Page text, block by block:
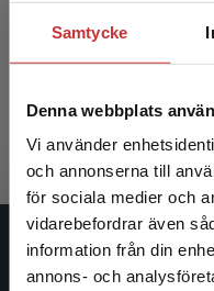
Samtycke
Denna webbplats
Vi använder
och annonserna till
för sociala medier och
vidarebefordrar även
information från din
annons- och
675 krinkl. moms
Studentlitteratur